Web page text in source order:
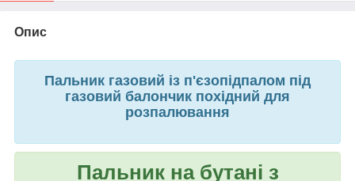
Опис
Пальник газовий із п'єзопідпалом під
газовий балончик похідний для
розпалювання
Пальник на бутані з